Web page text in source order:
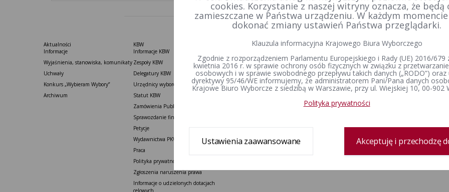
Aktualności
Informacje
Wyjaśnienia, stanowiska, komunikaty
Uchwały
Konkurs „Wybieram Wybory”
Archiwum
KBW
Informacje KBW
Zespoły KBW
Delegatury ​KBW
Urzędnicy wyborczy
Statut K​BW
Zamówienia Publiczne
Sprawozdanie finansowe
Petycje
Wydawnictwa PKW i KBW
Praca
Polityka prywatności
Zgłoszenia naruszenia prawa
Informacje o udzielonych dotacjach
celowych
Organy wyborcze
Regulamin Państwowej Komisji
Wyborczej
Komisarze wyborczy
Prawo wyborcze
Kodeks wyborczy
Ustawa o referendum ogólnokrajowym
Ustawa o referendum lokalnym
Ustawa o partiach politycznych
Rozporządzenia
Obwieszczenia
Wyjaśnienia, stanowiska i
Wyroki i postanowienia sądów
Wybory i referenda
Polskiej
Wybory do Sejmu i
Wybory do
Wybory
cookies. Korzystanie z naszej witryny oznacza, że będą
zamieszczane w Państwa urządzeniu. W każdym
dokonać zmiany ustawień Państwa przeglądarki.
Klauzula informacyjna Krajowego Biura Wyborczego
Zgodnie z rozporządzeniem Parlamentu Europejskiego i Rady (UE) 2016/679
kwietnia 2016 r. w sprawie ochrony osób fizycznych w związku z
osobowych i w sprawie swobodnego przepływu takich danych („RODO”) oraz
dyrektywy 95/46/WE informujemy, że administratorem Pani/Pana danych
Krajowe Biuro Wyborcze z siedzibą w Warszawie, przy ul. Wiejskiej 10, 00-902
Polityka prywatności
Ustawienia zaawansowane Akceptuję i przechodzę